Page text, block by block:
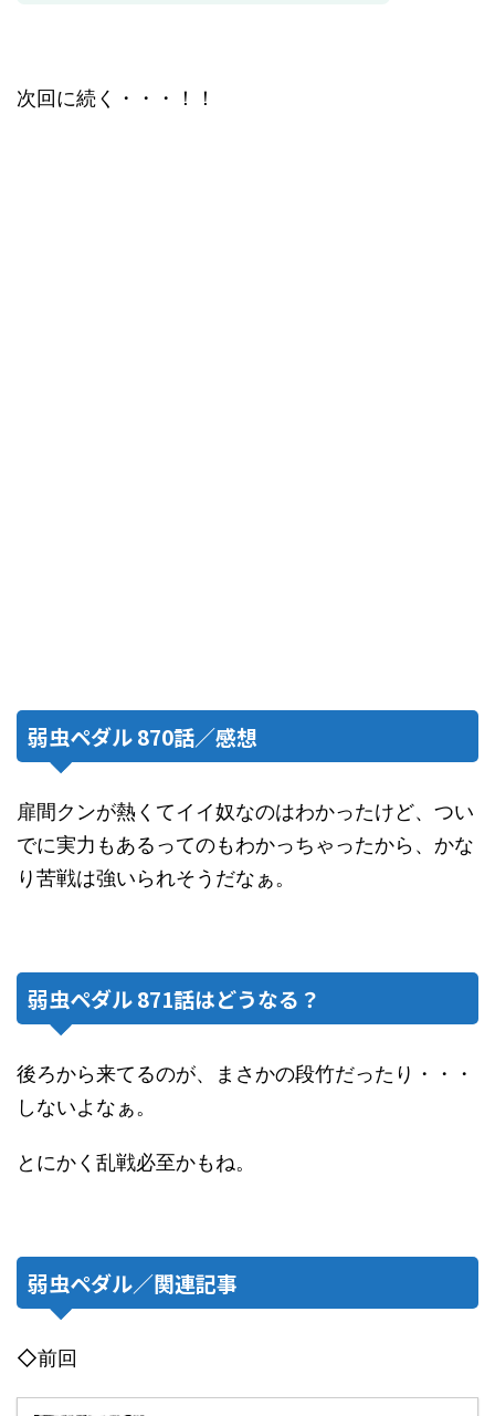
次回に続く・・・！！
弱虫ペダル 870話／感想
扉間クンが熱くてイイ奴なのはわかったけど、つい
でに実力もあるってのもわかっちゃったから、かな
り苦戦は強いられそうだなぁ。
弱虫ペダル 871話はどうなる？
後ろから来てるのが、まさかの段竹だったり・・・
しないよなぁ。
とにかく乱戦必至かもね。
弱虫ペダル／関連記事
◇前回